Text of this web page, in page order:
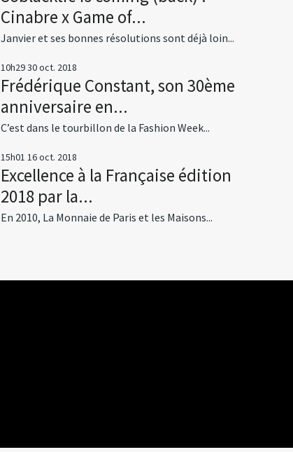
Cinabre x Game of...
Janvier et ses bonnes résolutions sont déjà loin...
10h2930oct. 2018
Frédérique Constant, son 30ème
anniversaire en...
C’est dans le tourbillon de la Fashion Week...
15h01 16oct. 2018
Excellence à la Française édition
2018 par la...
En 2010, La Monnaie de Paris et les Maisons...